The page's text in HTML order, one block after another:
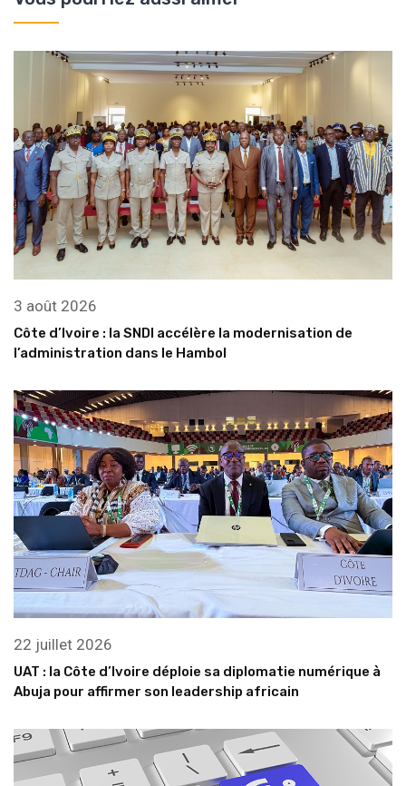
3 août 2026
Côte d’Ivoire : la SNDI accélère la modernisation de
l’administration dans le Hambol
22 juillet 2026
UAT : la Côte d’Ivoire déploie sa diplomatie numérique à
Abuja pour affirmer son leadership africain